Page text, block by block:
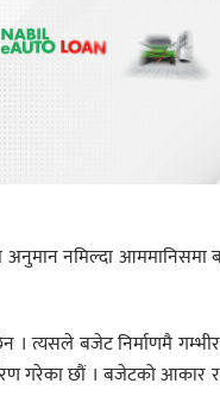
अनुमान नमिल्दा
। त्यसले बजेट निर्माणमै
गरेका छौं । बजेटको